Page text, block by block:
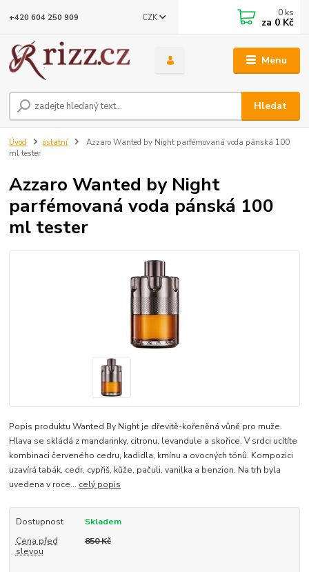
Menu
CZK
Hledat
+420 604 250 909 0 ks
za 0 Kč
Úvod ostatní
Azzaro Wanted by Night parfémovaná voda pánská 100
ml tester
Azzaro Wanted by Night
parfémovaná voda pánská 100
ml tester
Popis produktu Wanted By Night je dřevitě-kořeněná vůně pro muže.
Hlava se skládá z mandarinky, citronu, levandule a skořice. V srdci ucítíte
kombinaci červeného cedru, kadidla, kmínu a ovocných tónů. Kompozici
uzavírá tabák, cedr, cypřiš, kůže, pačuli, vanilka a benzion. Na trh byla
uvedena v roce... celý popis
Dostupnost
Skladem
Cena před
slevou
850 Kč